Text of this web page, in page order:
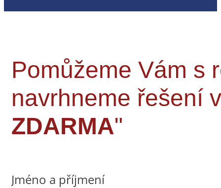
Pomůžeme Vám s
navrhneme řešení
ZDARMA"
Jméno a příjmení